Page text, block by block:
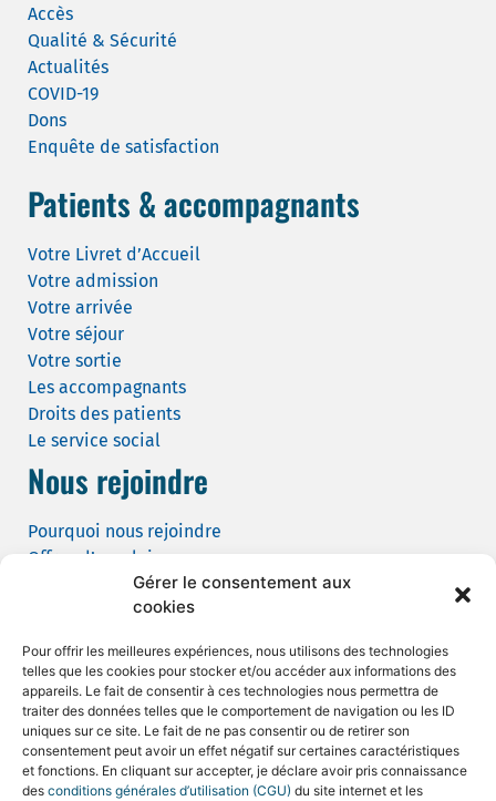
Gérer le consentement aux
cookies
Pour offrir les meilleures expériences, nous utilisons des technologies
telles que les cookies pour stocker et/ou accéder aux informations des
appareils. Le fait de consentir à ces technologies nous permettra de
traiter des données telles que le comportement de navigation ou les ID
uniques sur ce site. Le fait de ne pas consentir ou de retirer son
consentement peut avoir un effet négatif sur certaines caractéristiques
et fonctions. En cliquant sur accepter, je déclare avoir pris connaissance
des conditions générales d’utilisation (CGU) du site internet et les
Accès
Qualité & Sécurité
Actualités
COVID-19
Dons
Enquête de satisfaction
Patients & accompagnants
Votre Livret d’Accueil
Votre admission
Votre arrivée
Votre séjour
Votre sortie
Les accompagnants
Droits des patients
Le service social
Nous rejoindre
Pourquoi nous rejoindre
Offres d’emploi
Candidature spontanée
Demande de tournage
Mentions légales et CGU